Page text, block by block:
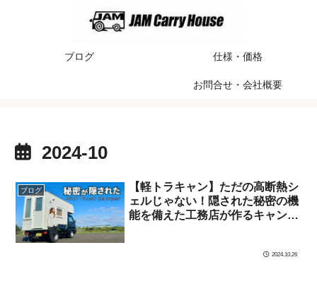
ブログ 仕様・価格
お問合せ・会社概要
2024-10
ブログ
【軽トラキャン】ただの高断熱シ
ェルじゃない！隠された秘密の機
能を備えた工務店が作るキャンピ
2024.10.26